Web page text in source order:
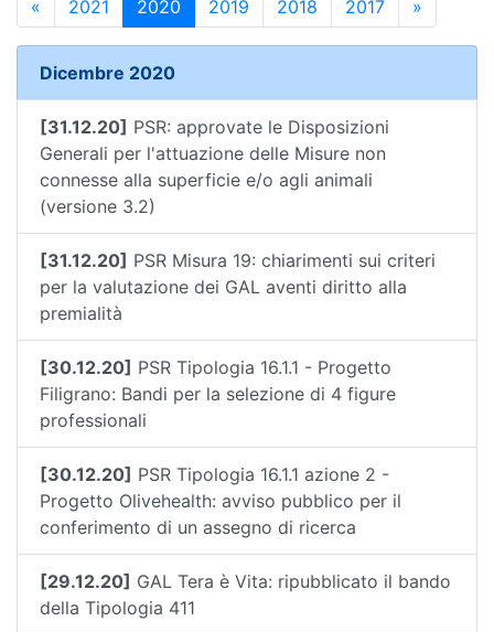
« 2021 2020 2019 2018 2017 »
Dicembre 2020
[31.12.20] PSR: approvate le Disposizioni
Generali per l'attuazione delle Misure non
connesse alla superficie e/o agli animali
(versione 3.2)
[31.12.20] PSR Misura 19: chiarimenti sui criteri
per la valutazione dei GAL aventi diritto alla
premialità
[30.12.20] PSR Tipologia 16.1.1 - Progetto
Filigrano: Bandi per la selezione di 4 figure
professionali
[30.12.20] PSR Tipologia 16.1.1 azione 2 -
Progetto Olivehealth: avviso pubblico per il
conferimento di un assegno di ricerca
[29.12.20] GAL Tera è Vita: ripubblicato il bando
della Tipologia 411